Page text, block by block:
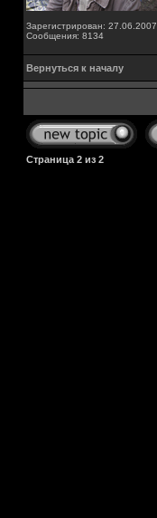
Зарегистрирован: 27.06.2007
Сообщения: 8134
Вернуться к началу
Страница 2 из 2